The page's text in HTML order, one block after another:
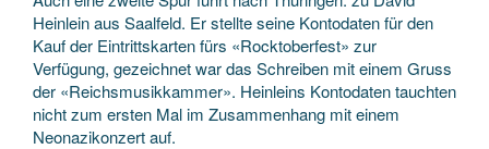
Heinlein aus Saalfeld. Er stellte seine Kontodaten für den
Kauf der Eintrittskarten fürs «Rocktoberfest» zur
Verfügung, gezeichnet war das Schreiben mit einem Gruss
der «Reichsmusikkammer». Heinleins Kontodaten tauchten
nicht zum ersten Mal im Zusammenhang mit einem
Neonazikonzert auf.